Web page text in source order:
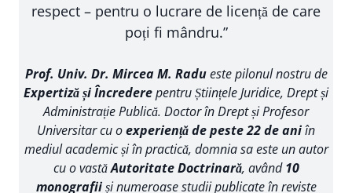
respect – pentru o lucrare de licență de care
poți fi mândru.”
Prof. Univ. Dr. Mircea M. Radueste pilonul nostru de
Expertiză și Încrederepentru Științele Juridice, Drept și
Administrație Publică. Doctor în Drept și Profesor
Universitar cu oexperiență de peste 22 de aniîn
mediul academic și în practică, domnia sa este un autor
cu o vastăAutoritate Doctrinară, având10
monografiiși numeroase studii publicate în reviste